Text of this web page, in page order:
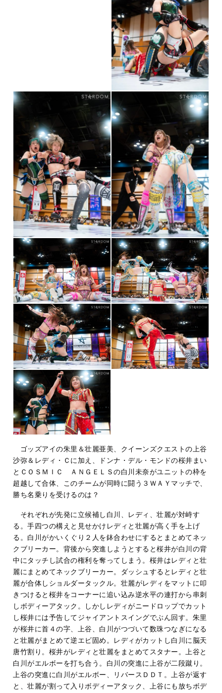
ゴッズアイの朱里＆壮麗亜美、クイーンズクエストの上谷
沙弥＆レディ・Ｃに加え、ドンナ・デル・モンドの桜井まい
とＣＯＳＭＩＣ ＡＮＧＥＬＳの白川未奈がユニットの枠を
超越して合体、このチームが同時に闘う３ＷＡＹマッチで、
勝ち名乗りを受けるのは？
それぞれが先発に立候補し白川、レディ、壮麗が対峙す
る。手四つの構えと見せかけレディと壮麗が高く手を上げ
る。白川がかいくぐり２人を鉢合わせにするとまとめてネッ
クブリーカー。背後から突進しようとすると桜井が白川の背
中にタッチし試合の権利を奪ってしまう。桜井はレディと壮
麗にまとめてネックブリーカー。ダッシュするとレディと壮
麗が合体しショルダータックル。壮麗がレディをマットに叩
きつけると桜井をコーナーに追い込み逆水平の連打から串刺
しボディーアタック。しかしレディがニードロップでカット
し桜井には予告してジャイアントスイングでぶん回す。朱里
が桜井に首４の字、上谷、白川がつづいて数珠つなぎになる
と壮麗がまとめて逆エビ固め。レディがカットし白川に脳天
唐竹割り。桜井がレディと壮麗をまとめてスタナー。上谷と
白川がエルボーを打ち合う。白川の突進に上谷が二段蹴り。
上谷の突進に白川がエルボー、リバースＤＤＴ。上谷が返す
と、壮麗が割って入りボディーアタック、上谷にも放ちボデ